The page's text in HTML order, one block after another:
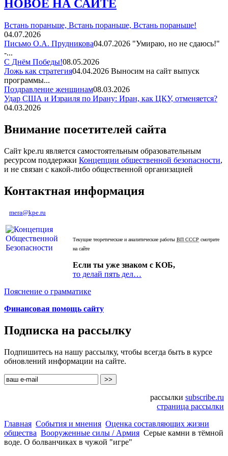
НОВОЕ НА САЙТЕ
Встань пораньше, Встань пораньше, Встань пораньше!
04.07.2026
Письмо О.А. Прудникова04.07.2026 "Умираю, но не сдаюсь!"
-...
С Днём Победы!08.05.2026
Ложь как стратегия04.04.2026 Выносим на сайт выпуск
программы...
Поздравление женщинам08.03.2026
Удар США и Израиля по Ирану: Иран, как ЦКУ, отменяется?
04.03.2026
Внимание посетителей сайта
Сайт kpe.ru является самостоятельным образовательным
ресурсом поддержки Концепции общественной безопасности,
и не связан с какой-либо общественной организацией
Контактная информация
mera@kpe.ru
Текущие теоретические и аналитические работы ВП СССР смотрите
на сайте
Если ты уже знаком с КОБ,
то делай пять дел…
Пояснение о грамматике
Финансовая помощь сайту
Подписка на рассылку
Подпишитесь на нашу рассылку, чтобы всегда быть в курсе
обновлений информации на сайте.
рассылки subscribe.ru
страница рассылки
Главная События и мнения Оценка составляющих жизни
общества Вооруженные силы / Армия Серые камни в тёмной
воде. О болванчиках в чужой "игре"